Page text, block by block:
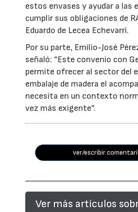
estos envases y ayudar a las
cumplir sus obligaciones de
Eduardo de Lecea Echevarri.
Por su parte, Emilio-José
señaló: “Este convenio con
permite ofrecer al sector del
embalaje de madera el
necesita en un contexto
vez más exigente”.
ver/escribir
Ver más artículos